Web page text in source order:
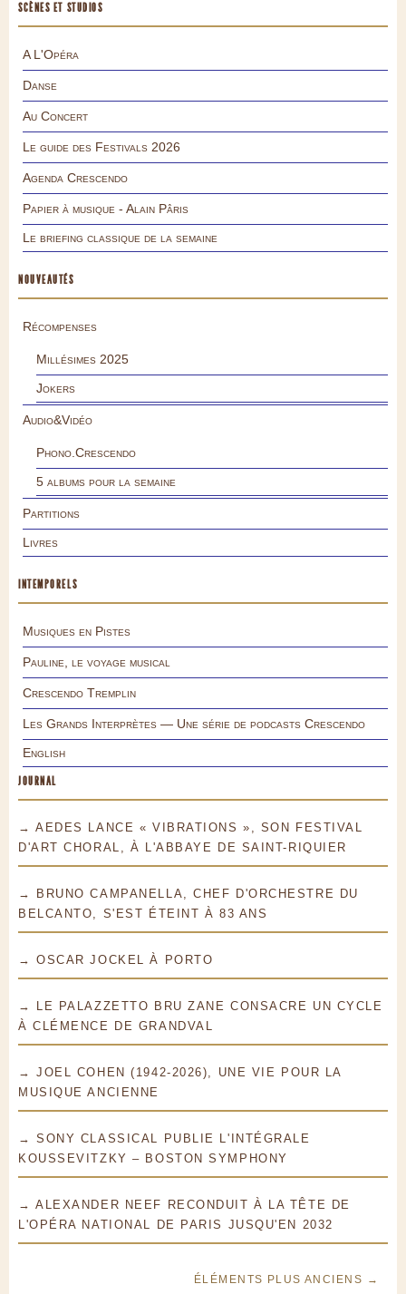
SCÈNES ET STUDIOS
A L'Opéra
Danse
Au Concert
Le guide des Festivals 2026
Agenda Crescendo
Papier à musique - Alain Pâris
Le briefing classique de la semaine
NOUVEAUTÉS
Récompenses
Millésimes 2025
Jokers
Audio&Vidéo
Phono.Crescendo
5 albums pour la semaine
Partitions
Livres
INTEMPORELS
Musiques en Pistes
Pauline, le voyage musical
Crescendo Tremplin
Les Grands Interprètes — Une série de podcasts Crescendo
English
JOURNAL
→ AEDES LANCE « VIBRATIONS », SON FESTIVAL
D'ART CHORAL, À L'ABBAYE DE SAINT-RIQUIER
→ BRUNO CAMPANELLA, CHEF D'ORCHESTRE DU
BELCANTO, S'EST ÉTEINT À 83 ANS
→ OSCAR JOCKEL À PORTO
→ LE PALAZZETTO BRU ZANE CONSACRE UN CYCLE
À CLÉMENCE DE GRANDVAL
→ JOEL COHEN (1942-2026), UNE VIE POUR LA
MUSIQUE ANCIENNE
→ SONY CLASSICAL PUBLIE L'INTÉGRALE
KOUSSEVITZKY – BOSTON SYMPHONY
→ ALEXANDER NEEF RECONDUIT À LA TÊTE DE
L'OPÉRA NATIONAL DE PARIS JUSQU'EN 2032
ÉLÉMENTS PLUS ANCIENS →